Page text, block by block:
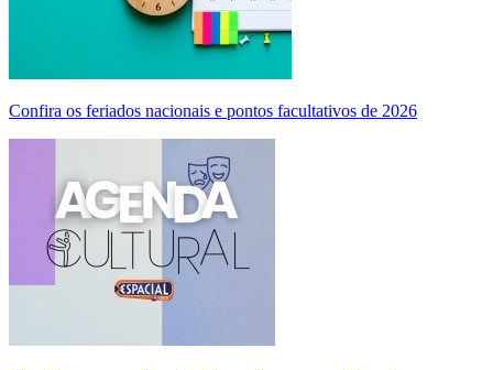
Confira os feriados nacionais e pontos facultativos de 2026